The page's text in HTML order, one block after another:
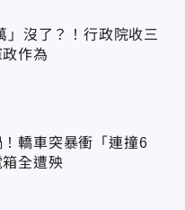
」沒了？！行政院收三
作為
轎車突暴衝「連撞6
全遭殃